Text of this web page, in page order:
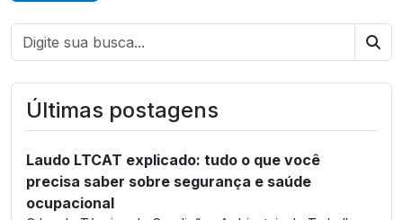
Últimas postagens
Laudo LTCAT explicado: tudo o que você
precisa saber sobre segurança e saúde
ocupacional